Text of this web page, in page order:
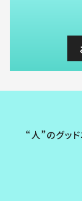
“人”のグッ